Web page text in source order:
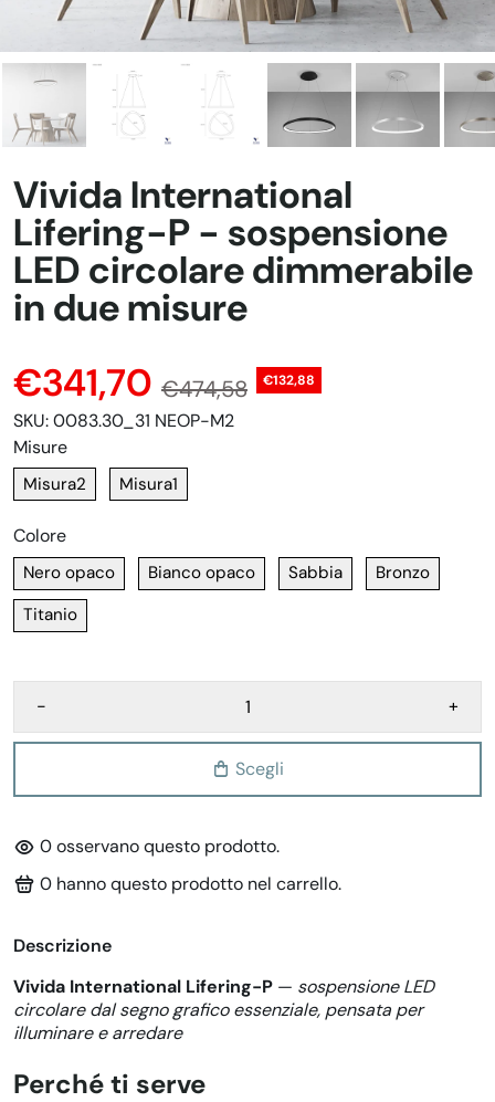
Vivida International
Lifering-P - sospensione
LED circolare dimmerabile
in due misure
€341,70 €474,58 €132,88
SKU:0083.30_31 NEOP-M2
Misure
Misura2 Misura1
Colore
Nero opaco Bianco opaco Sabbia
Bronzo
Titanio
- +
Scegli
0osservano questo prodotto.
0 hanno questo prodotto nel carrello.
Descrizione
Vivida International Lifering-P — sospensione LED
circolare dal segno grafico essenziale, pensata per
illuminare e arredare
Perché ti serve